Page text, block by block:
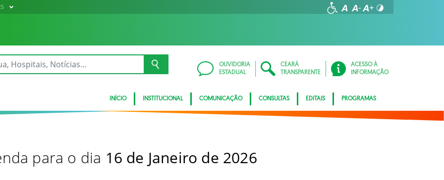
OUVIDORIA
ESTADUAL
CEARÁ
TRANSPARENTE
ACESSO À
INFORMAÇÃO
INÍCIO INSTITUCIONAL COMUNICAÇÃO CONSULTAS EDITAIS PROGRAMAS
para o dia 16 de Janeiro de 2026